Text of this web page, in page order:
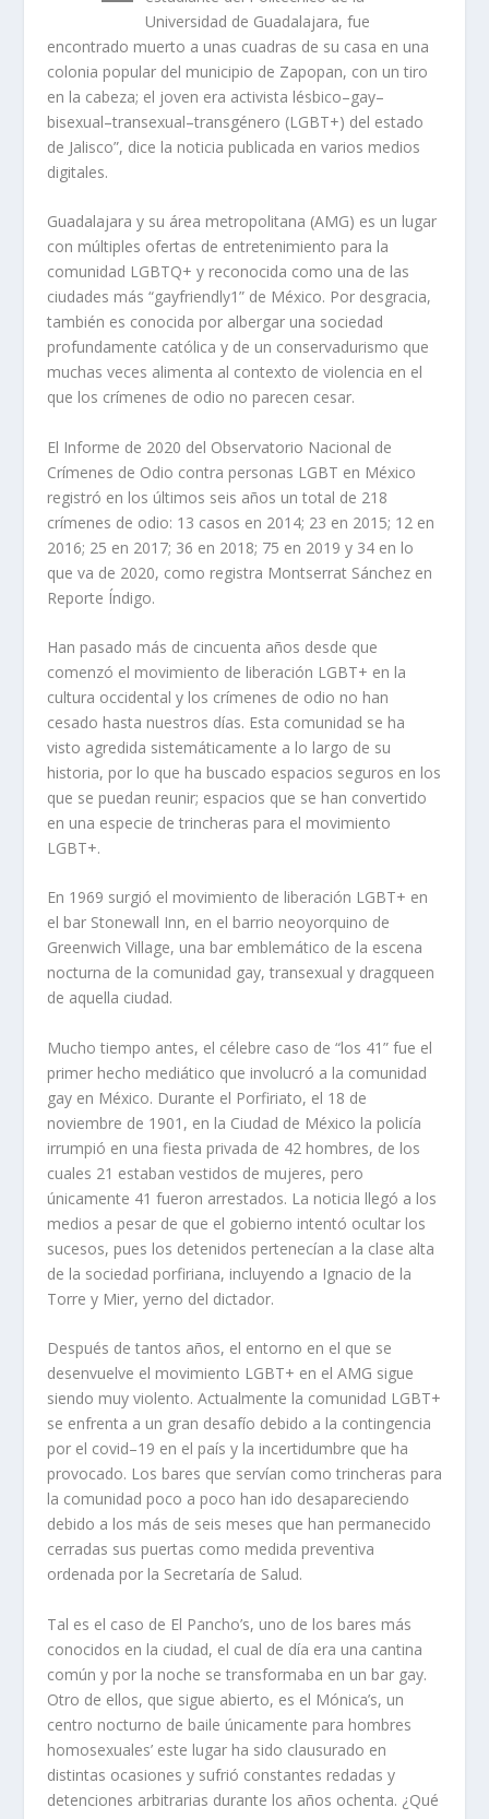
Universidad de Guadalajara, fue
encontrado muerto a unas cuadras de su casa en una
colonia popular del municipio de Zapopan, con un tiro
en la cabeza; el joven era activista lésbico–gay–
bisexual–transexual–transgénero (LGBT+) del estado
de Jalisco”, dice la noticia publicada en varios medios
digitales.
Guadalajara y su área metropolitana (AMG) es un lugar
con múltiples ofertas de entretenimiento para la
comunidad LGBTQ+ y reconocida como una de las
ciudades más “gayfriendly1” de México. Por desgracia,
también es conocida por albergar una sociedad
profundamente católica y de un conservadurismo que
muchas veces alimenta al contexto de violencia en el
que los crímenes de odio no parecen cesar.
El Informe de 2020 del Observatorio Nacional de
Crímenes de Odio contra personas LGBT en México
registró en los últimos seis años un total de 218
crímenes de odio: 13 casos en 2014; 23 en 2015; 12 en
2016; 25 en 2017; 36 en 2018; 75 en 2019 y 34 en lo
que va de 2020, como registra Montserrat Sánchez en
Reporte Índigo.
Han pasado más de cincuenta años desde que
comenzó el movimiento de liberación LGBT+ en la
cultura occidental y los crímenes de odio no han
cesado hasta nuestros días. Esta comunidad se ha
visto agredida sistemáticamente a lo largo de su
historia, por lo que ha buscado espacios seguros en los
que se puedan reunir; espacios que se han convertido
en una especie de trincheras para el movimiento
LGBT+.
En 1969 surgió el movimiento de liberación LGBT+ en
el bar Stonewall Inn, en el barrio neoyorquino de
Greenwich Village, una bar emblemático de la escena
nocturna de la comunidad gay, transexual y dragqueen
de aquella ciudad.
Mucho tiempo antes, el célebre caso de “los 41”fue el
primer hecho mediático que involucró a la comunidad
gay en México. Durante el Porfiriato, el 18 de
noviembre de 1901, en la Ciudad de México la policía
irrumpió en una fiesta privada de 42 hombres, de los
cuales 21 estaban vestidos de mujeres, pero
únicamente 41 fueron arrestados. La noticia llegó a los
medios a pesar de que el gobierno intentó ocultar los
sucesos, pues los detenidos pertenecían a la clase alta
de la sociedad porfiriana, incluyendo a Ignacio de la
Torre y Mier, yerno del dictador.
Después de tantos años, el entorno en el que se
desenvuelve el movimiento LGBT+ en el AMG sigue
siendo muy violento. Actualmente la comunidad LGBT+
se enfrenta a un gran desafío debido a la contingencia
por el covid–19 en el país y la incertidumbre que ha
provocado. Los bares que servían como trincheras para
la comunidad poco a poco han ido desapareciendo
debido a los más de seis meses que han permanecido
cerradas sus puertas como medida preventiva
ordenada por la Secretaría de Salud.
Tal es el caso de El Pancho’s, uno de los bares más
conocidos en la ciudad, el cual de día era una cantina
común y por la noche se transformaba en un bar gay.
Otro de ellos, que sigue abierto, es el Mónica’s, un
centro nocturno de baile únicamente para hombres
homosexuales’ este lugar ha sido clausurado en
distintas ocasiones y sufrió constantes redadas y
detenciones arbitrarias durante los años ochenta. ¿Qué